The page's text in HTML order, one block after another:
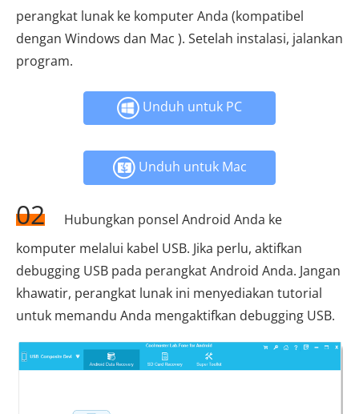
perangkat lunak ke komputer Anda (kompatibel
dengan Windows dan Mac ). Setelah instalasi, jalankan
program.
Unduh untuk PC
Unduh untuk Mac
02
Hubungkan ponsel Android Anda ke
komputer melalui kabel USB. Jika perlu, aktifkan
debugging USB pada perangkat Android Anda. Jangan
khawatir, perangkat lunak ini menyediakan tutorial
untuk memandu Anda mengaktifkan debugging USB.